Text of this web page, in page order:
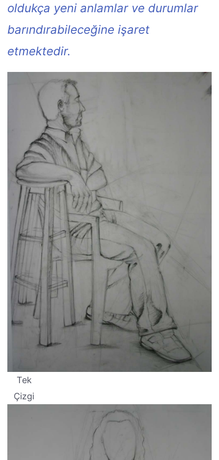
oldukça yeni anlamlar ve durumlar
barındırabileceğine işaret
etmektedir.
Tek
Çizgi